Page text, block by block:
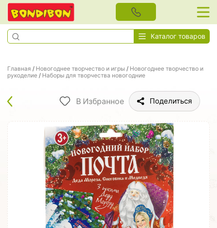
Каталог товаров
Главная / Новогоднее творчество и игры / Новогоднее творчество и
рукоделие / Наборы для творчества новогодние
В Избранное Поделиться